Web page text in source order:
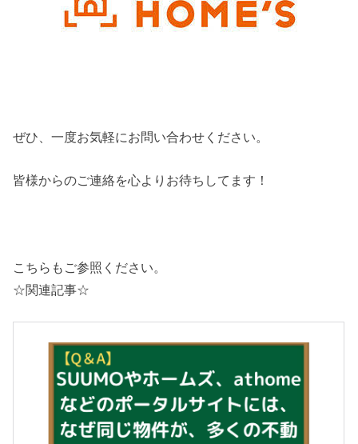
ぜひ、一度お気軽にお問い合わせください。
皆様からのご連絡を心よりお待ちしてます！
こちらもご参照ください。
☆関連記事☆